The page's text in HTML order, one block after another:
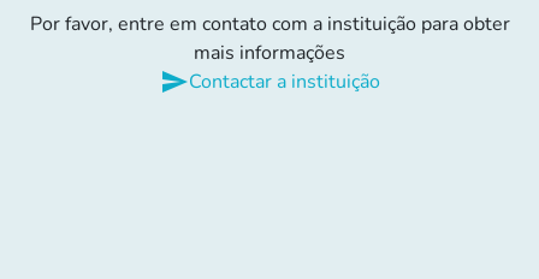
Por favor, entre em contato com a instituição para obter
mais informações
sendContactar a instituição